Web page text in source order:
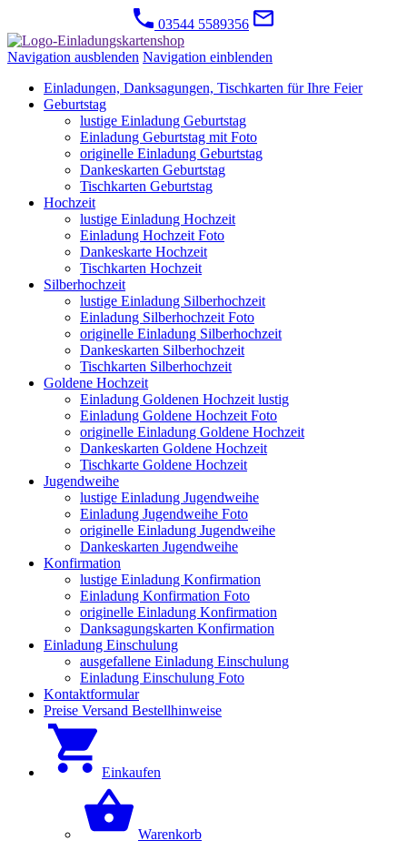
03544 5589356
Navigation ausblenden Navigation einblenden
Einladungen, Danksagungen, Tischkarten für Ihre Feier
Geburtstag
lustige Einladung Geburtstag
Einladung Geburtstag mit Foto
originelle Einladung Geburtstag
Dankeskarten Geburtstag
Tischkarten Geburtstag
Hochzeit
lustige Einladung Hochzeit
Einladung Hochzeit Foto
Dankeskarte Hochzeit
Tischkarten Hochzeit
Silberhochzeit
lustige Einladung Silberhochzeit
Einladung Silberhochzeit Foto
originelle Einladung Silberhochzeit
Dankeskarten Silberhochzeit
Tischkarten Silberhochzeit
Goldene Hochzeit
Einladung Goldenen Hochzeit lustig
Einladung Goldene Hochzeit Foto
originelle Einladung Goldene Hochzeit
Dankeskarten Goldene Hochzeit
Tischkarte Goldene Hochzeit
Jugendweihe
lustige Einladung Jugendweihe
Einladung Jugendweihe Foto
originelle Einladung Jugendweihe
Dankeskarten Jugendweihe
Konfirmation
lustige Einladung Konfirmation
Einladung Konfirmation Foto
originelle Einladung Konfirmation
Danksagungskarten Konfirmation
Einladung Einschulung
ausgefallene Einladung Einschulung
Einladung Einschulung Foto
Kontaktformular
Preise Versand Bestellhinweise
Einkaufen
Warenkorb